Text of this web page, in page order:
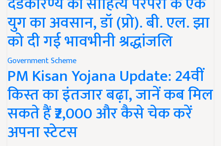
युग का अवसान, डॉ (प्रो). बी. एल. झा
को दी गई भावभीनी श्रद्धांजलि
Government Scheme
PM Kisan Yojana Update: 24वीं
किस्त का इंतजार बढ़ा, जानें कब मिल
सकते हैं ₹2,000 और कैसे चेक करें
अपना स्टेटस